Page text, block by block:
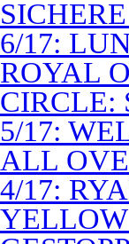
6/17:
ROYAL
CIRCLE:
5/17:
ALL
4/17: